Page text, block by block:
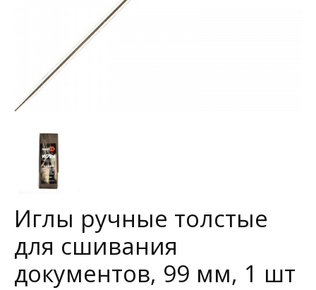
Иглы ручные толстые
для сшивания
документов, 99 мм, 1 шт